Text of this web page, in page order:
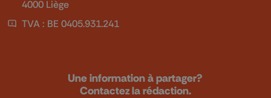
4000 Liège
TVA : BE 0405.931.241
Une information à partager?
Contactez la rédaction.